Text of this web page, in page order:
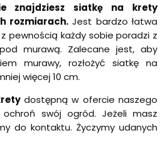
znajdziesz siatkę na krety
rozmiarach.Jest bardzo łatwa
pewnością każdy sobie poradzi z
murawą. Zalecane jest, aby
murawy, rozłożyć siatkę na
więcej 10 cm.
dostępną w ofercie naszego
swój ogród. Jeżeli masz
do kontaktu. Życzymy udanych